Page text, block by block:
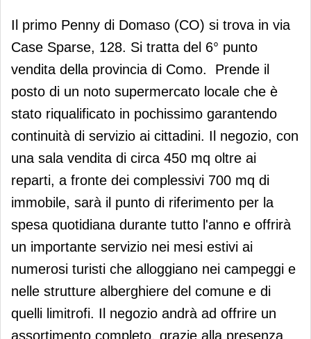
Il primo Penny di Domaso (CO) si trova in via
Case Sparse, 128. Si tratta del 6° punto
vendita della provincia di Como. Prende il
posto di un noto supermercato locale che è
stato riqualificato in pochissimo garantendo
continuità di servizio ai cittadini. Il negozio, con
una sala vendita di circa 450 mq oltre ai
reparti, a fronte dei complessivi 700 mq di
immobile, sarà il punto di riferimento per la
spesa quotidiana durante tutto l'anno e offrirà
un importante servizio nei mesi estivi ai
numerosi turisti che alloggiano nei campeggi e
nelle strutture alberghiere del comune e di
quelli limitrofi. Il negozio andrà ad offrire un
assortimento completo, grazie alla presenza